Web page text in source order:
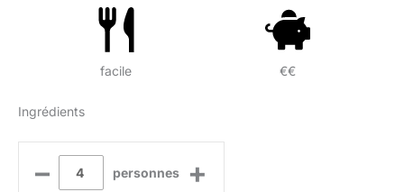
facile €€
Ingrédients
– personnes +